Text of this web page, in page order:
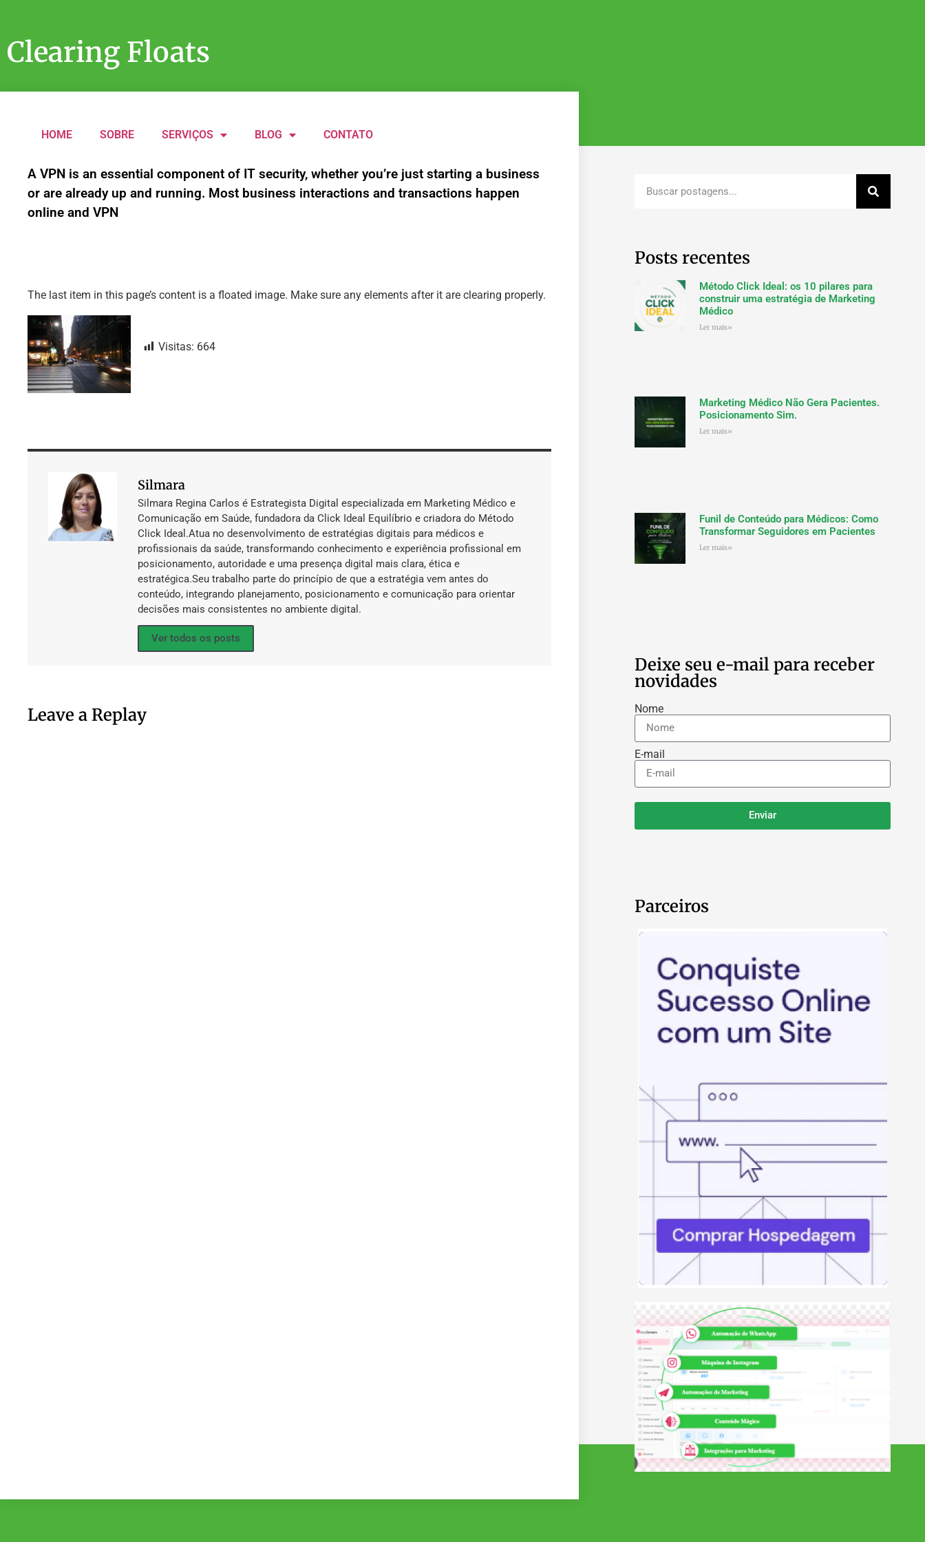
Clearing Floats
HOME SOBRE SERVIÇOS BLOG CONTATO
A VPN is an essential component of IT security, whether you’re just starting a business
or are already up and running. Most business interactions and transactions happen
online and VPN
The last item in this page’s content is a floated image. Make sure any elements after it are clearing properly.
Visitas: 664
Silmara
Silmara Regina Carlos é Estrategista Digital especializada em Marketing Médico e
Comunicação em Saúde, fundadora da Click Ideal Equilíbrio e criadora do Método
Click Ideal.Atua no desenvolvimento de estratégias digitais para médicos e
profissionais da saúde, transformando conhecimento e experiência profissional em
posicionamento, autoridade e uma presença digital mais clara, ética e
estratégica.Seu trabalho parte do princípio de que a estratégia vem antes do
conteúdo, integrando planejamento, posicionamento e comunicação para orientar
decisões mais consistentes no ambiente digital.
Ver todos os posts
Leave a Replay
Posts recentes
Método Click Ideal: os 10 pilares para
construir uma estratégia de Marketing
Médico
Ler mais»
Marketing Médico Não Gera Pacientes.
Posicionamento Sim.
Ler mais»
Funil de Conteúdo para Médicos: Como
Transformar Seguidores em Pacientes
Ler mais»
Deixe seu e-mail para receber
novidades
Nome
E-mail
Enviar
Parceiros